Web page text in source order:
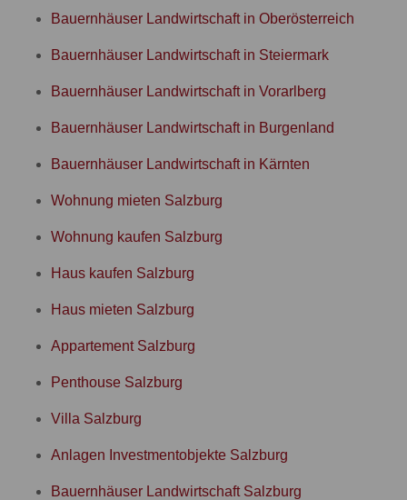
Bauernhäuser Landwirtschaft in Oberösterreich
Bauernhäuser Landwirtschaft in Steiermark
Bauernhäuser Landwirtschaft in Vorarlberg
Bauernhäuser Landwirtschaft in Burgenland
Bauernhäuser Landwirtschaft in Kärnten
Wohnung mieten Salzburg
Wohnung kaufen Salzburg
Haus kaufen Salzburg
Haus mieten Salzburg
Appartement Salzburg
Penthouse Salzburg
Villa Salzburg
Anlagen Investmentobjekte Salzburg
Bauernhäuser Landwirtschaft Salzburg